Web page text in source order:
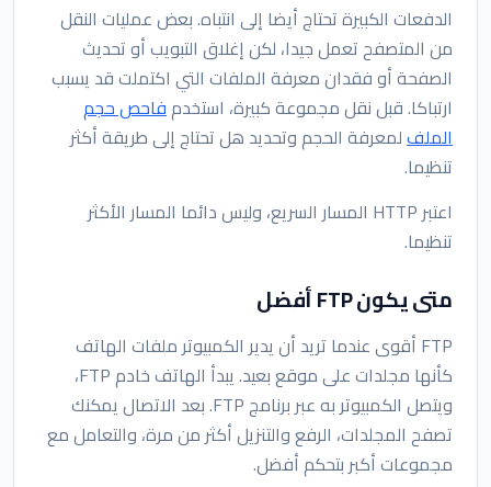
الدفعات الكبيرة تحتاج أيضا إلى انتباه. بعض عمليات النقل
من المتصفح تعمل جيدا، لكن إغلاق التبويب أو تحديث
الصفحة أو فقدان معرفة الملفات التي اكتملت قد يسبب
ارتباكا. قبل نقل مجموعة كبيرة، استخدمفاحص حجم
الملفلمعرفة الحجم وتحديد هل تحتاج إلى طريقة أكثر
تنظيما.
اعتبر HTTP المسار السريع، وليس دائما المسار الأكثر
تنظيما.
متى يكون FTP أفضل
FTP أقوى عندما تريد أن يدير الكمبيوتر ملفات الهاتف
كأنها مجلدات على موقع بعيد. يبدأ الهاتف خادم FTP،
ويتصل الكمبيوتر به عبر برنامج FTP. بعد الاتصال يمكنك
تصفح المجلدات، الرفع والتنزيل أكثر من مرة، والتعامل مع
مجموعات أكبر بتحكم أفضل.